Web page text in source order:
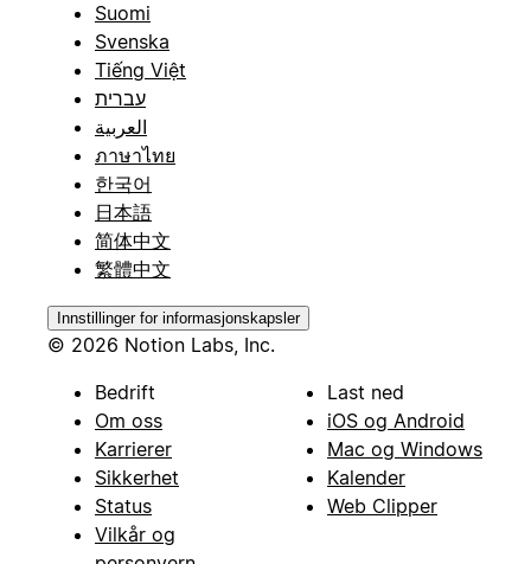
Suomi
Svenska
Tiếng Việt
עברית
العربية
ภาษาไทย
한국어
日本語
简体中文
繁體中文
Innstillinger for informasjonskapsler
© 2026 Notion Labs, Inc.
Bedrift
Om oss
Karrierer
Sikkerhet
Status
Vilkår og
Last ned
iOS og Android
Mac og Windows
Kalender
Web Clipper